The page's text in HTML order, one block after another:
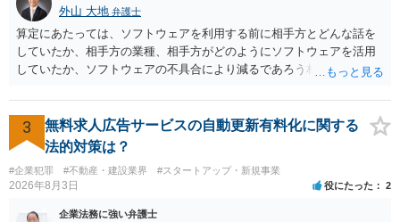
外山 大地 弁護士
算定にあたっては、ソフトウェアを利用する前に相手方とどんな話を
していたか、相手方の業種、相手方がどのようにソフトウェアを活用
していたか、ソフトウェアの不具合により減るであろう相手方の将来
ます。 すでに王先生からも回答されている通り、最寄りの弁護士に相
談されることをお勧めします。
3
無料求人広告サービスの自動更新有料化に関する
法的対策は？
#企業犯罪 #不動産・建設業界 #スタートアップ・新規事業
2026年8月3日 役にたった 2
企業法務に強い弁護士